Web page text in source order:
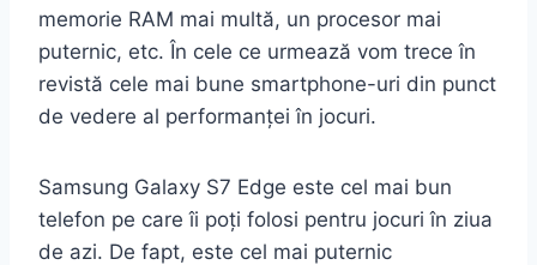
memorie RAM mai multă, un procesor mai
puternic, etc. În cele ce urmează vom trece în
revistă cele mai bune smartphone-uri din punct
de vedere al performanței în jocuri.
Samsung Galaxy S7 Edge este cel mai bun
telefon pe care îi poți folosi pentru jocuri în ziua
de azi. De fapt, este cel mai puternic